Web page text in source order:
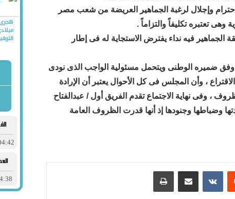
وإجلال لرغبة الجماهير العريضة من شعب مصر
تعتبره تكليفاً والتزاماً .
فيه نداء يفترض الاستجاية له فى إطار
ضميره الوطنى ويتحمل مسئولية الواجب الذى نودى
، وأن المجلس فى كل الأحوال يعتبر أن الإرادة
، وفى نهاية الاجتماع تقدم الفريق أول / عبدالفتاح
وضباطها وجنودها إذ أنها قدرت الظروف العامة
مشاركة عبر البريد طباعة